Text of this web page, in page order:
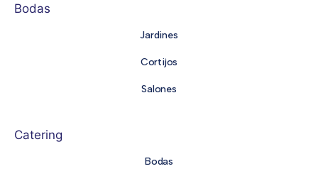
Bodas
Jardines
Cortijos
Salones
Catering
Bodas